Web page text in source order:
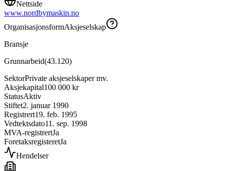
Nettside
www.nordbymaskin.no
OrganisasjonsformAksjeselskap
Bransje
Grunnarbeid(43.120)
SektorPrivate aksjeselskaper mv.
Aksjekapital100 000 kr
StatusAktiv
Stiftet2. januar 1990
Registrert19. feb. 1995
Vedtektsdato11. sep. 1998
MVA-registrertJa
ForetaksregisteretJa
Hendelser